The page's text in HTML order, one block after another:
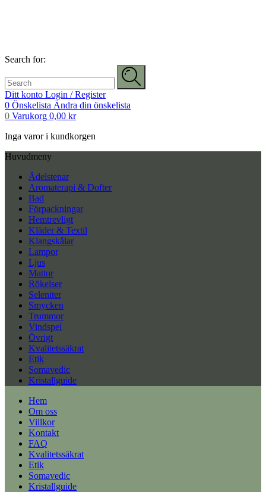
Search for:
Ditt konto Login / Register
0 Önskelista Ändra din önskelista
0 Varukorg 0,00 kr
Inga varor i kundkorgen
Huvudmeny
Ädelstenar
Aromaterapi & Dofter
Bad
Förpackningar
Hemtrevligt
Kläder & Textil
Klangskålar
Lampor
Ljus
Mattor
Rökelser
Seleniter
Smycken
Trummor
Vindspel
Övrigt
Kvalitetssäkrat
Etik
Somavedic
Kristallguide
Hem
Om oss
Villkor
Kontakt
FAQ
Kvalitetssäkrat
Etik
Somavedic
Kristallguide